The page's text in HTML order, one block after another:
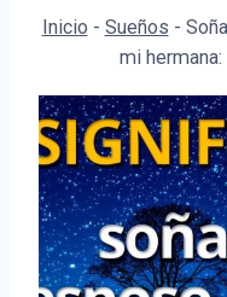
Inicio - Sueños -
mi